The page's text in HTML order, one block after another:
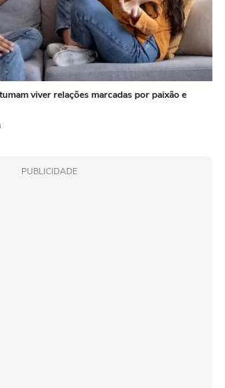
viver relações marcadas por paixão e
PUBLICIDADE